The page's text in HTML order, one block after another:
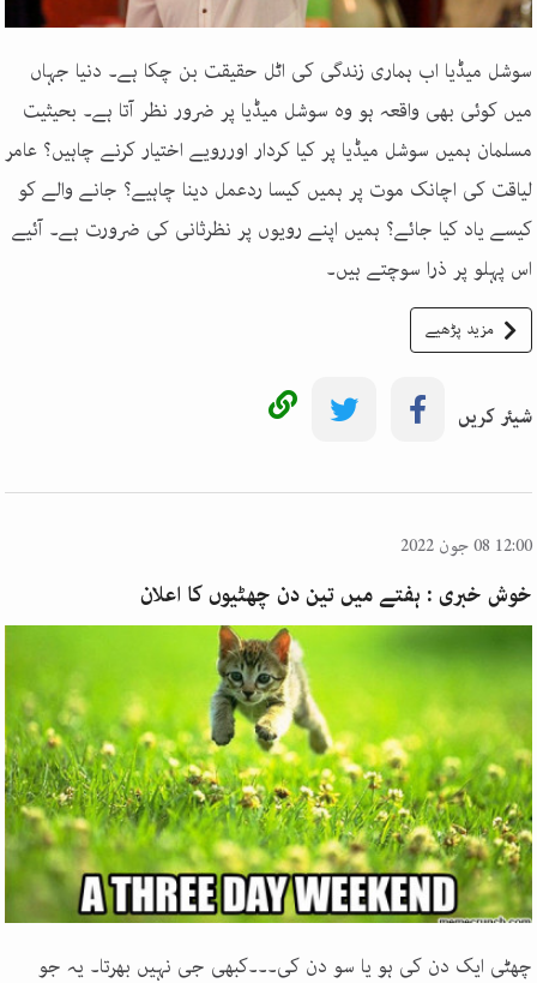
سوشل میڈیا اب ہماری زندگی کی اٹل حقیقت بن چکا ہے۔ دنیا جہاں
میں کوئی بھی واقعہ ہو وہ سوشل میڈیا پر ضرور نظر آتا ہے۔ بحیثیت
مسلمان ہمیں سوشل میڈیا پر کیا کردار اوررویے اختیار کرنے چاہیں؟ عامر
لیاقت کی اچانک موت پر ہمیں کیسا ردعمل دینا چاہیے؟ جانے والے کو
کیسے یاد کیا جائے؟ ہمیں اپنے رویوں پر نظرثانی کی ضرورت ہے۔ آئیے
اس پہلو پر ذرا سوچتے ہیں۔
مزید پڑھیے
شیئر کریں
12:00 08 جون 2022
خوش خبری : ہفتے میں تین دن چھٹیوں کا اعلان
چھٹی ایک دن کی ہو یا سو دن کی۔۔۔کبھی جی نہیں بھرتا۔ یہ جو